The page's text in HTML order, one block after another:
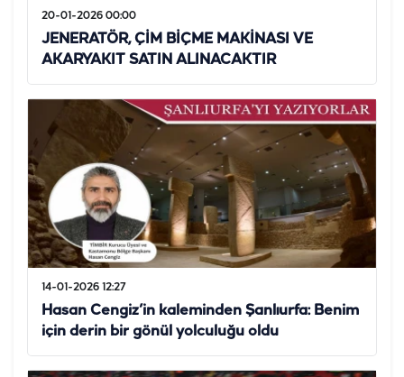
20-01-2026 00:00
JENERATÖR, ÇİM BİÇME MAKİNASI VE
AKARYAKIT SATIN ALINACAKTIR
14-01-2026 12:27
Hasan Cengiz’in kaleminden Şanlıurfa: Benim
için derin bir gönül yolculuğu oldu